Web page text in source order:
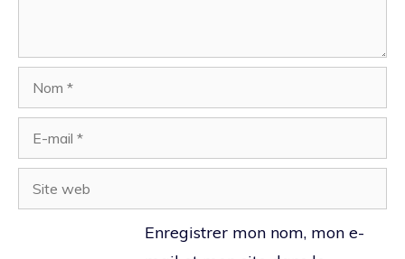
Nom
mail
Site
web
Enregistrer mon nom, mon e-